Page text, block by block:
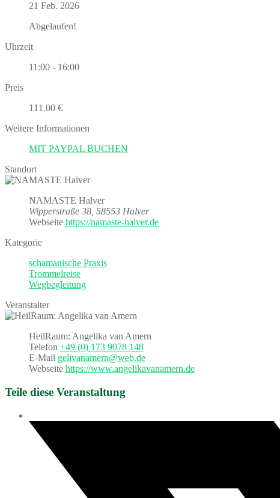
21 Feb. 2026
Abgelaufen!
Uhrzeit
11:00 - 16:00
Preis
111.00 €
Weitere Informationen
MIT PAYPAL BUCHEN
Standort
NAMASTE Halver
Wipperstraße 38, 58553 Halver
Webseite https://namaste-halver.de
Kategorie
schamanische Praxis
Trommelreise
Wegbegleitung
Veranstalter
HeilRaum: Angelika van Amern
Telefon +49 (0) 173 9078 148
E-Mail gelivanamern@web.de
Webseite https://www.angelikavanamern.de
Teile diese Veranstaltung